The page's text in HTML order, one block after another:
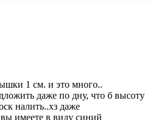
1 см. и это много..
даже по дну, что б высоту
налить..хз даже
имеете в виду синий